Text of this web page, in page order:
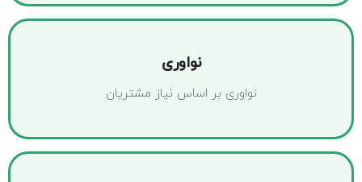
نواوری
نواوری بر اساس نیاز مشتریان